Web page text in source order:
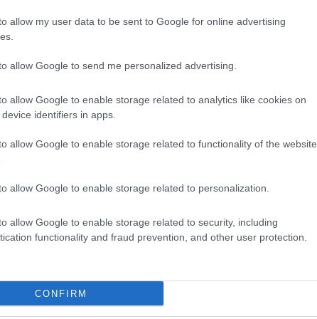
allow my user data to be sent to Google for online advertising
allow Google to send me personalized advertising.
allow Google to enable storage related to analytics like cookies on
identifiers in apps.
allow Google to enable storage related to functionality of the website
allow Google to enable storage related to personalization.
allow Google to enable storage related to security, including
functionality and fraud prevention, and other user protection.
CONFIRM
Paks II.: Mit jelent az 5. blokk új
mérföldköve a felülvizsgálat
Elkészült a Liszt Ferenc repülőtér
közelében lévő logisztikai bázis út-